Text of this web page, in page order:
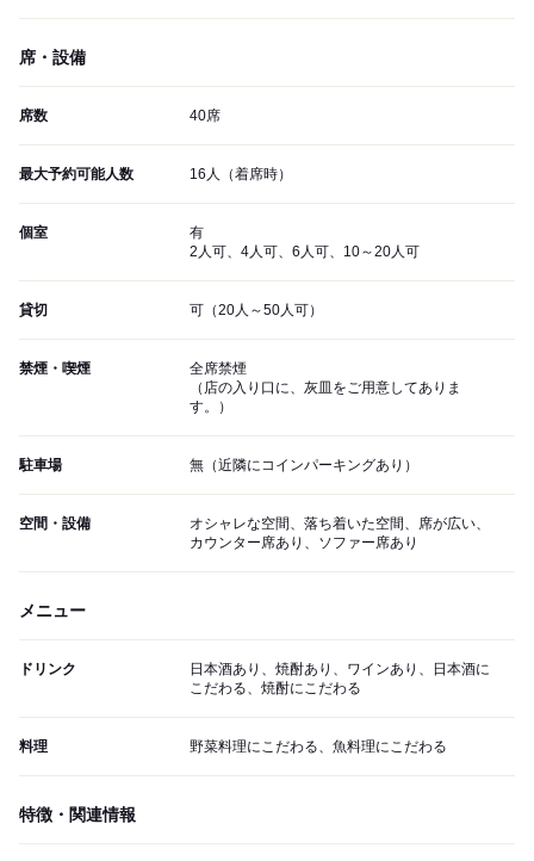
席・設備
席数 40席
最大予約可能人数 16人（着席時）
個室
有
2人可、4人可、6人可、10～20人可
貸切 可（20人～50人可）
禁煙・喫煙
全席禁煙
（店の入り口に、灰皿をご用意してありま
す。）
駐車場 無（近隣にコインパーキングあり）
空間・設備
オシャレな空間、落ち着いた空間、席が広い、
カウンター席あり、ソファー席あり
メニュー
ドリンク
日本酒あり、焼酎あり、ワインあり、日本酒に
こだわる、焼酎にこだわる
料理 野菜料理にこだわる、魚料理にこだわる
特徴・関連情報